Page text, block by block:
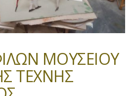
ΜΟΥΣΕΙΟΥ
ΤΕΧΝΗΣ